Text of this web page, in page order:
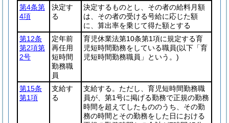
第4条第
4項
決定す
る
決定するものとし、その者の給料月額
は、その者の受ける号給に応じた額
に、算出率を乗じて得た額とする
第12条
第2項第
2号
定年前
再任用
短時間
勤務職
員
育児休業法第10条第1項に規定する育
児短時間勤務をしている職員(以下「育
児短時間勤務職員」という。)
第15条
第1項
支給す
る
支給する。ただし、育児短時間勤務職
員が、第1号に掲げる勤務で正規の勤務
時間を超えてしたもののうち、その勤
務の時間とその勤務をした日における